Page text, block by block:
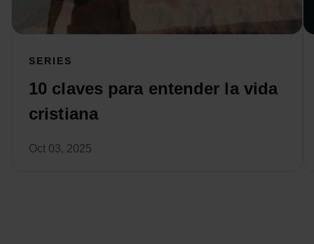
SERIES
10 claves para entender la vida
cristiana
Oct 03, 2025